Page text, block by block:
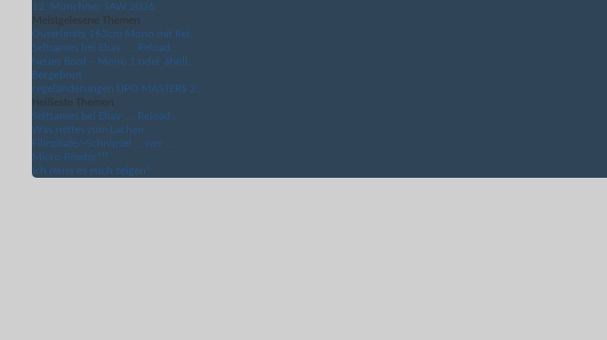
12. Münchner SAW 2026
Meistgelesene Themen
Outerlimits 163cm Mono mit Rei...
Seltsames bei Ebay .... Reload...
Neues Boot – Mono 1 oder ähnli...
Bergeboot
regeländerungen LIPO MASTERS 2...
Heißeste Themen
Seltsames bei Ebay .... Reload...
Was nettes zum Lachen
Filmzitate/-Schnipsel ... wer ...
Micro Pewter!!!
Ich muss es euch zeigen!